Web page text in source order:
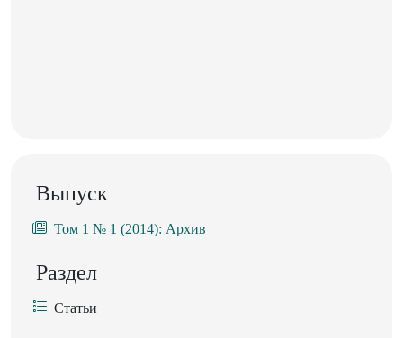
Выпуск
Том 1 № 1 (2014): Архив
Раздел
Статьи